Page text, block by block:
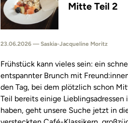
Mitte Teil 2
23.06.2026 — Saskia-Jacqueline Moritz
Frühstück kann vieles sein: ein
entspannter Brunch mit
den Tag, bei dem plötzlich schon
Teil bereits einige
haben, geht unsere Suche jetzt in